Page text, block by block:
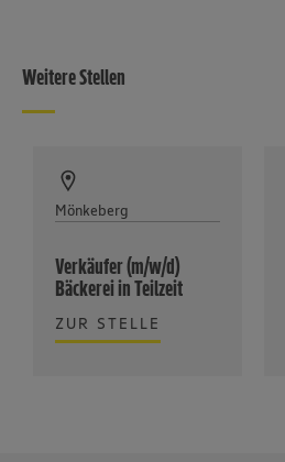
Weitere Stellen
Mönkeberg
Verkäufer (m/w/d)
Bäckerei in Teilzeit
ZUR STELLE